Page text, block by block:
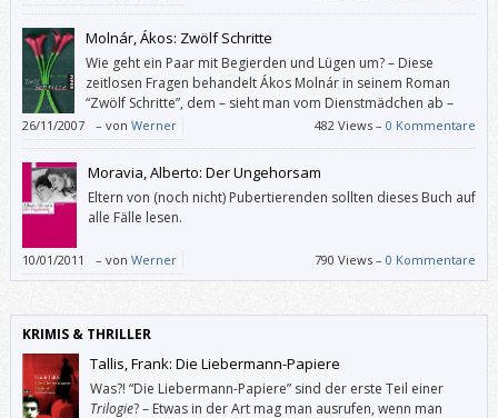
Molnár, Ákos: Zwölf Schritte
Wie geht ein Paar mit Begierden und Lügen um? – Diese
zeitlosen Fragen behandelt Ákos Molnár in seinem Roman
“Zwölf Schritte”, dem – sieht man vom Dienstmädchen ab –
die Entstehungszeit kaum anzumerken ist.
26/11/2007 – von Werner 482 Views –0 Kommentare
Moravia, Alberto: Der Ungehorsam
Eltern von (noch nicht) Pubertierenden sollten dieses Buch auf
alle Fälle lesen.
10/01/2011 – von Werner 790 Views –0 Kommentare
KRIMIS & THRILLER
Tallis, Frank: Die Liebermann-Papiere
Was?! “Die Liebermann-Papiere” sind der erste Teil einer
Trilogie? – Etwas in der Art mag man ausrufen, wenn man